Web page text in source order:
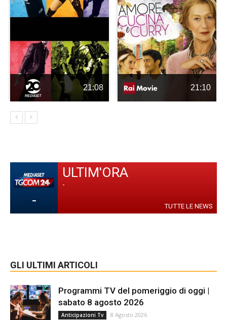
21:08 21:10
-
ULTIM'ORA
-
TUTTE LE NEWS
GLI ULTIMI ARTICOLI
Programmi TV del pomeriggio di oggi |
sabato 8 agosto 2026
Anticipazioni Tv 8 Agosto 2026